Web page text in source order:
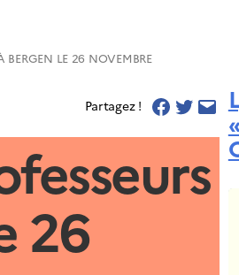
BERGEN LE 26 NOVEMBRE
Partagez !
26